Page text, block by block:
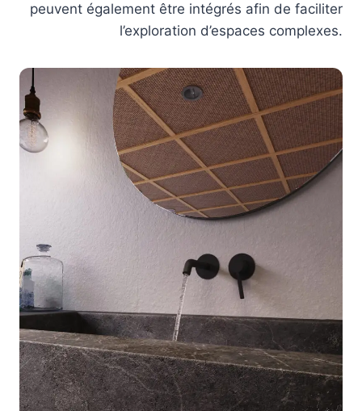
peuvent également être intégrés afin de faciliter
l’exploration d’espaces complexes.